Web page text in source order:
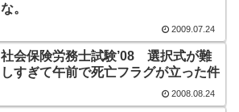
な。
2009.07.24
社会保険労務士試験’08 選択式が難
しすぎて午前で死亡フラグが立った件
2008.08.24